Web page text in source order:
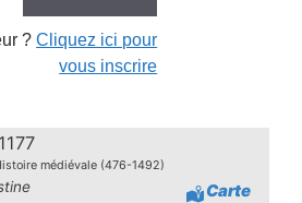
?Cliquez ici pour
vous inscrire
médiévale (476-1492)
Carte